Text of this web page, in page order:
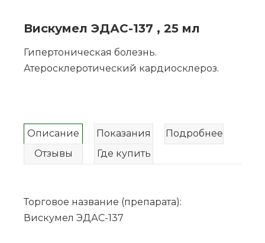
Вискумел ЭДАС-137 , 25 мл
Гипертоническая болезнь.
Атеросклеротический кардиосклероз.
Описание Показания
Подробнее
Отзывы
Где купить
Торговое название (препарата):
Вискумел ЭДАС-137